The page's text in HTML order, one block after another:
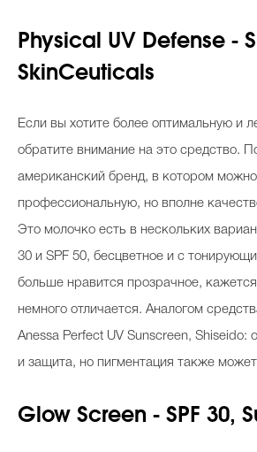
Physical UV Defense -
SkinCeuticals
Если вы хотите более оптимальную и
обратите внимание на это средство.
американский бренд, в котором
профессиональную, но вполне
Это молочко есть в нескольких
30 и SPF 50, бесцветное и с
больше нравится прозрачное,
немного отличается. Аналогом
Anessa Perfect UV Sunscreen, Shiseido:
и защита, но пигментация также
Glow Screen - SPF 30,